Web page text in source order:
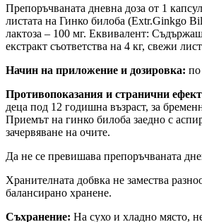
Препоръчваната дневна доза от 1
листата на Гинко билоба (Extr.Ginkgo
лактоза – 100 мг. Еквивалент:
екстракт съответства на 4 кг, свежи
Начин на приложение и дозировка: по
Противопоказания и странични
деца под 12 годишна възраст, за
Приемът на гинко билоба заедно с
зачервяване на очите.
Да не се превишава препоръчваната
Хранителната добвка не замества
балансирано хранене.
Съхранение: На сухо и хладно място,